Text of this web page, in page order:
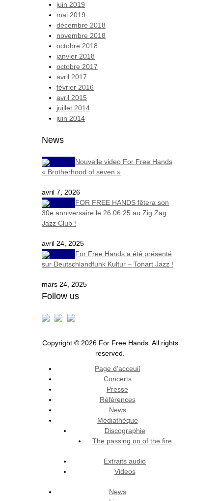
juin 2019
mai 2019
décembre 2018
novembre 2018
octobre 2018
janvier 2018
octobre 2017
avril 2017
février 2016
avril 2015
juillet 2014
juin 2014
News
Nouvelle video For Free Hands
« Brotherhood of seven »
avril 7, 2026
FOR FREE HANDS fêtera son
30e anniversaire le 26.06.25 au Zig Zag
Jazz Club !
avril 24, 2025
For Free Hands a été présenté
sur Deutschlandfunk Kultur – Tonart Jazz !
mars 24, 2025
Follow us
Copyright © 2026 For Free Hands. All rights
reserved.
Page d’acceuil
Concerts
Presse
Références
News
Médiathèque
Discographie
The passing on of the fire
Extraits audio
Videos
News